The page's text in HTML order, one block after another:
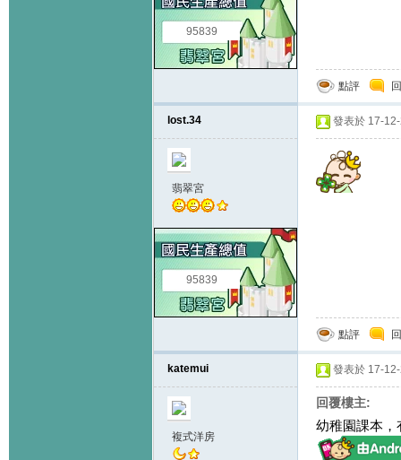
95839
點評
lost.34
翡翠宮
95839
發表於 17-
點評
katemui
複式洋房
發表於 17-
回覆樓主:
幼稚園課本，